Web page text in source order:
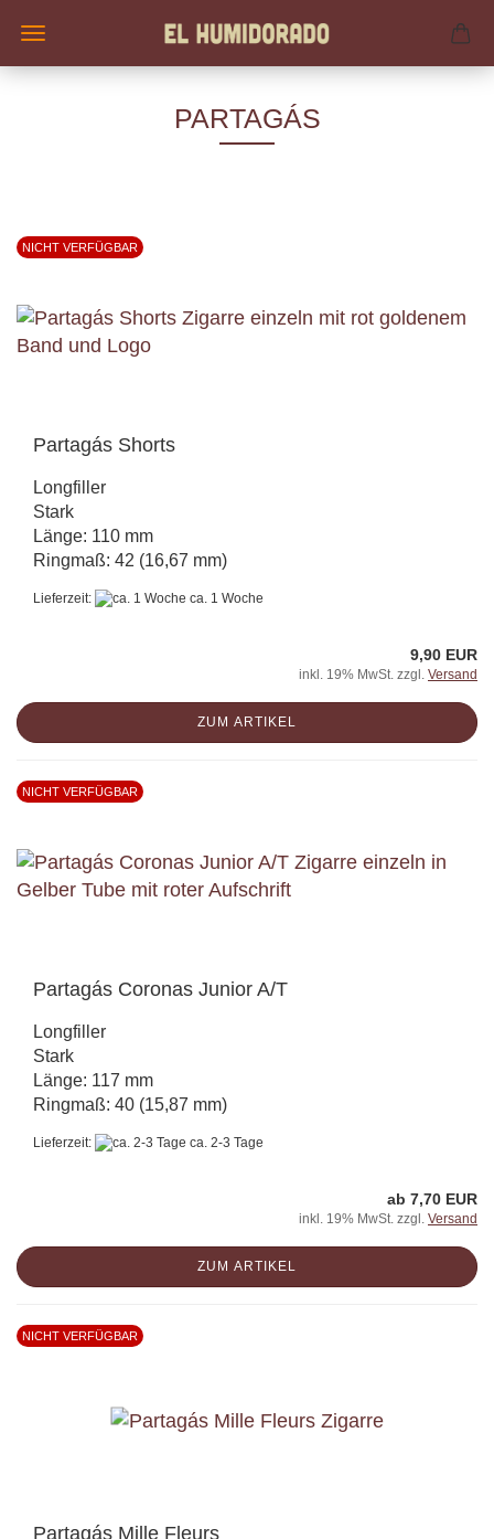
PARTAGÁS
NICHT VERFÜGBAR
Partagás Shorts
Longfiller
Stark
Länge: 110 mm
Ringmaß: 42 (16,67 mm)
Lieferzeit: ca. 1 Woche
9,90 EUR
inkl. 19% MwSt. zzgl. Versand
ZUM ARTIKEL
NICHT VERFÜGBAR
Partagás Coronas Junior A/T
Longfiller
Stark
Länge: 117 mm
Ringmaß: 40 (15,87 mm)
Lieferzeit: ca. 2-3 Tage
ab 7,70 EUR
inkl. 19% MwSt. zzgl. Versand
ZUM ARTIKEL
NICHT VERFÜGBAR
Partagás Mille Fleurs